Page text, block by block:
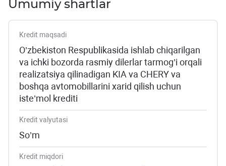
Umumiy shartlar
Kredit maqsadi
O’zbekiston Respublikasida ishlab chiqarilgan
va ichki bozorda rasmiy dilerlar tarmog’i orqali
realizatsiya qilinadigan KIA va CHERY va
boshqa avtomobillarini xarid qilish uchun
iste’mol krediti
Kredit valyutasi
So’m
Kredit miqdori